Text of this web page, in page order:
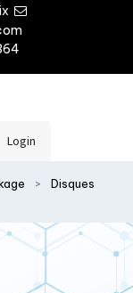
Login
Disques